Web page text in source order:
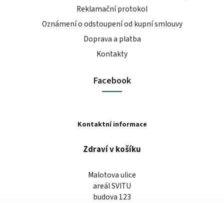
Reklamační protokol
Oznámení o odstoupení od kupní smlouvy
Doprava a platba
Kontakty
Facebook
Kontaktní informace
Zdraví v košíku
Malotova ulice
areál SVITU
budova 123